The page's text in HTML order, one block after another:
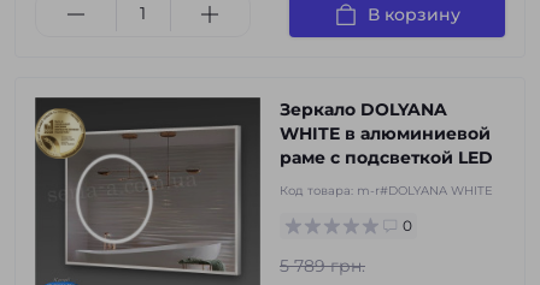
В корзину
Зеркало DOLYANA
WHITE в алюминиевой
раме с подсветкой LED
Код товара: m-r#DOLYANA WHITE
0
5 789 грн.